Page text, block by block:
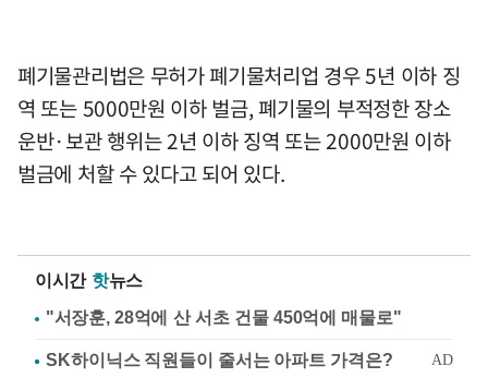
폐기물관리법은 무허가 폐기물처리업 경우 5년 이하 징
역 또는 5000만원 이하 벌금, 폐기물의 부적정한 장소
운반·보관 행위는 2년 이하 징역 또는 2000만원 이하
벌금에 처할 수 있다고 되어 있다.
이시간 핫뉴스
"서장훈, 28억에 산 서초 건물 450억에 매물로"